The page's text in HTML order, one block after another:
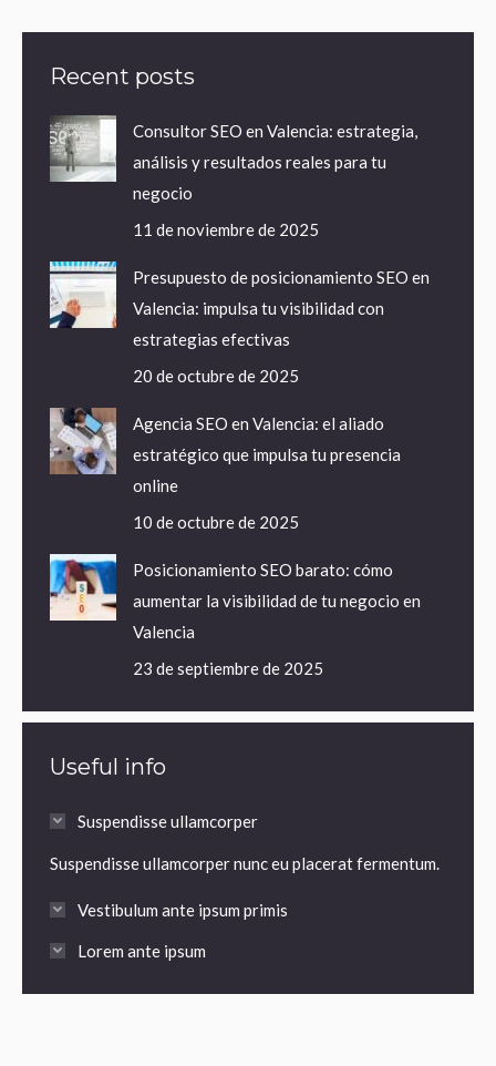
Recent posts
Consultor SEO en Valencia: estrategia,
análisis y resultados reales para tu
negocio
11 de noviembre de 2025
Presupuesto de posicionamiento SEO en
Valencia: impulsa tu visibilidad con
estrategias efectivas
20 de octubre de 2025
Agencia SEO en Valencia: el aliado
estratégico que impulsa tu presencia
online
10 de octubre de 2025
Posicionamiento SEO barato: cómo
aumentar la visibilidad de tu negocio en
Valencia
23 de septiembre de 2025
Useful info
Suspendisse ullamcorper
Suspendisse ullamcorper nunc eu placerat fermentum.
Vestibulum ante ipsum primis
Lorem ante ipsum